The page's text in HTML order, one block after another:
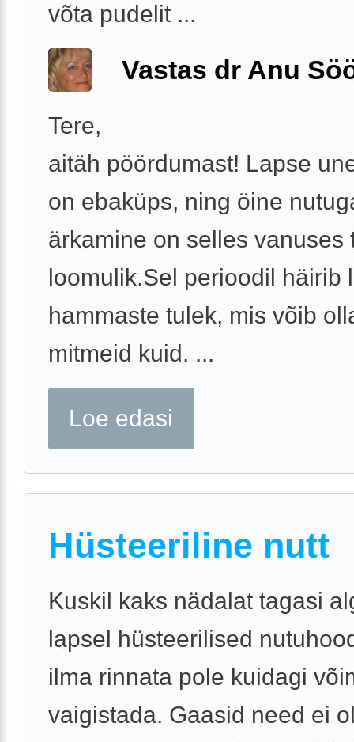
võta pudelit ...
Vastas dr Anu
Tere,
aitäh pöördumast! Lapse
on ebaküps, ning öine
ärkamine on selles vanuses
loomulik.Sel perioodil häirib
hammaste tulek, mis võib
mitmeid kuid. ...
Loe edasi
Hüsteeriline nutt
Kuskil kaks nädalat tagasi
lapsel hüsteerilised
ilma rinnata pole kuidagi
vaigistada. Gaasid need ei